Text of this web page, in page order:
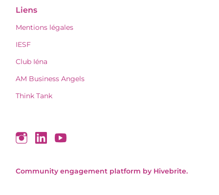
Liens
Mentions légales
IESF
Club Iéna
AM Business Angels
Think Tank
Community engagement platform by Hivebrite.